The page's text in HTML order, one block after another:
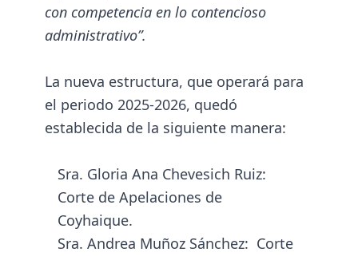
con competencia en lo contencioso
administrativo”.
La nueva estructura, que operará para
el periodo 2025-2026, quedó
establecida de la siguiente manera:
Sra. Gloria Ana Chevesich Ruiz:
Corte de Apelaciones de
Coyhaique.
Sra. Andrea Muñoz Sánchez: Corte